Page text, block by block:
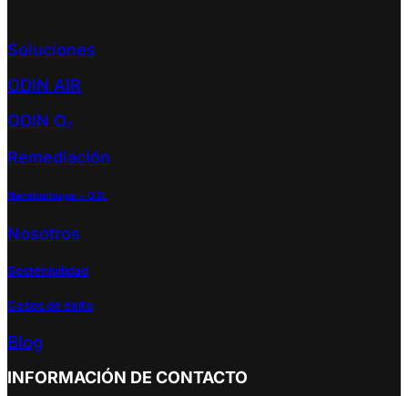
Soluciones
ODIN AIR
ODIN O₂
Remediación
Nanoburbujas + O.D.
Nosotros
Sostenibilidad
Casos de éxito
Blog
INFORMACIÓN DE CONTACTO